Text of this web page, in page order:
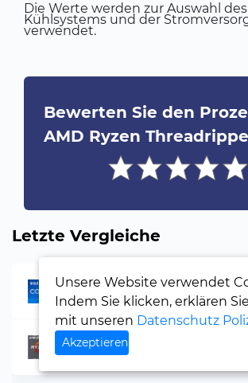
Die Werte werden zur Auswahl
Kühlsystems und der
verwendet.
Bewerten Sie den
AMD Ryzen
Letzte Vergleiche
Intel Core i5-6600K
AMD Ryzen 7 7840HS
Unsere Website verwendet
Indem Sie klicken, erklären
mit unseren Datenschutz
Akzeptieren